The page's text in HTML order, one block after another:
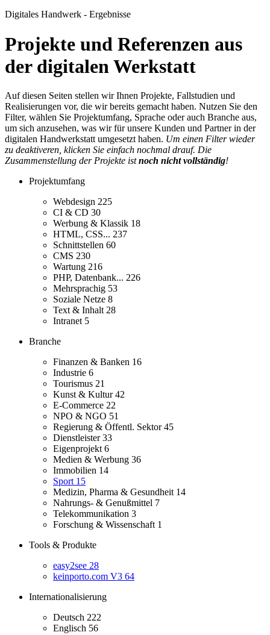
Digitales Handwerk - Ergebnisse
Projekte und Referenzen aus
der digitalen Werkstatt
Auf diesen Seiten stellen wir Ihnen Projekte, Fallstudien und
Realisierungen vor, die wir bereits gemacht haben. Nutzen Sie den
Filter, wählen Sie Projektumfang, Sprache oder auch Branche aus,
um sich anzusehen, was wir für unsere Kunden und Partner in der
digitalen Handwerkstatt umgesetzt haben. Um einen Filter wieder
zu deaktiveren, klicken Sie einfach nochmal drauf. Die
Zusammenstellung der Projekte istnoch nicht vollständig!
Projektumfang
Webdesign 225
CI & CD 30
Werbung & Klassik 18
HTML, CSS... 237
Schnittstellen 60
CMS 230
Wartung 216
PHP, Datenbank... 226
Mehrsprachig 53
Soziale Netze 8
Text & Inhalt 28
Intranet 5
Branche
Finanzen & Banken 16
Industrie 6
Tourismus 21
Kunst & Kultur42
E-Commerce 22
NPO & NGO 51
Regierung & Öffentl. Sektor45
Dienstleister33
Eigenprojekt 6
Medien & Werbung 36
Immobilien 14
Sport 15
Medizin, Pharma & Gesundheit 14
Nahrungs- & Genußmittel 7
Telekommunikation 3
Forschung & Wissenschaft 1
Tools & Produkte
easy2see 28
keinporto.com V3 64
Internationalisierung
Deutsch 222
Englisch 56